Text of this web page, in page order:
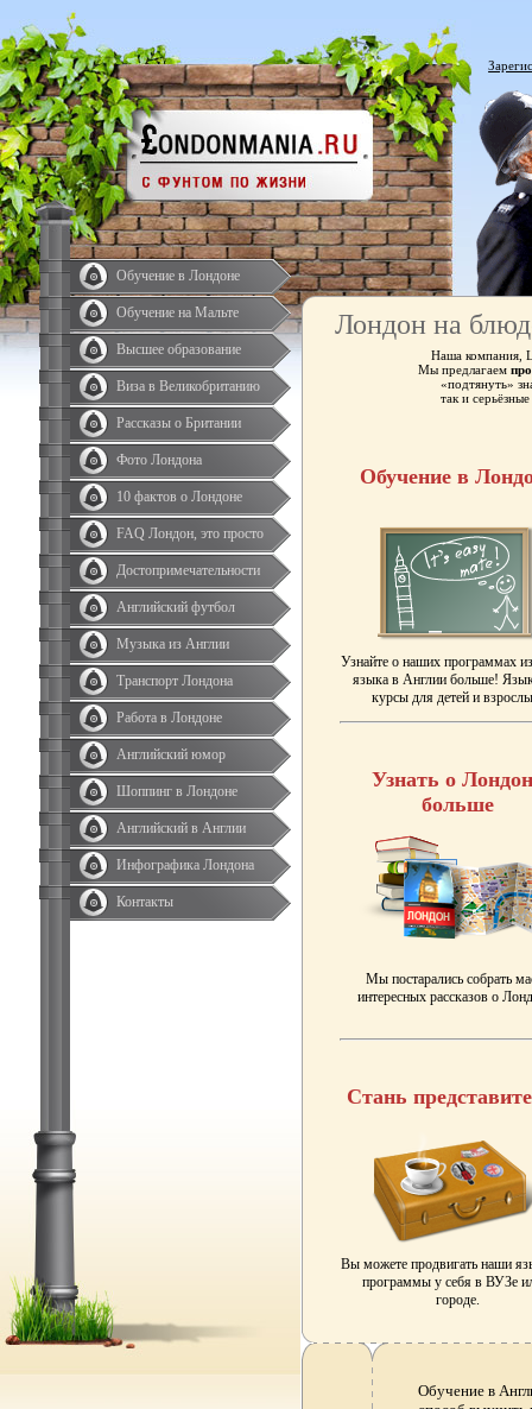
Обучение в Лондоне
Обучение на Мальте
Высшее образование
Виза в Великобританию
Рассказы о Британии
Фото Лондона
10 фактов о Лондоне
FAQ Лондон, это просто
Достопримечательности
Английский футбол
Музыка из Англии
Транспорт Лондона
Работа в Лондоне
Английский юмор
Шоппинг в Лондоне
Английский в Англии
Инфографика Лондона
Контакты
Лондон на
Наша компания,
Мы предлагаем
«подтянуть»
так и
Обучение в
Узнайте о наших программах
языка в Англии больше!
курсы для детей и
Узнать о
больше
Мы постарались собрать
интересных рассказов о
Стань
Вы можете продвигать наши
программы у себя в ВУЗе
городе.
Обучение в